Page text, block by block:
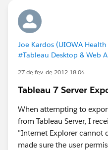
Joe Kardos (UIOWA Health
#Tableau Desktop & Web
27 de fev. de 2012 18:04
Tableau 7 Server
When attempting to
from Tableau Server, I
"Internet Explorer
made sure the user